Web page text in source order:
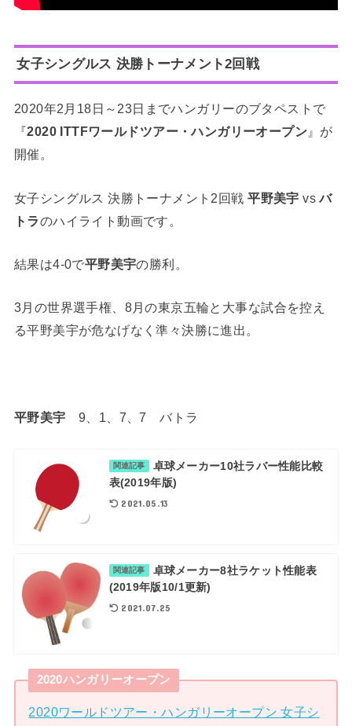
女子シングルス 決勝トーナメント2回戦
2020年2月18日～23日までハンガリーのブタペストで
『2020 ITTFワールドツアー・ハンガリーオープン 』が
開催。
女子シングルス 決勝トーナメント2回戦平野美宇vs バ
トラのハイライト動画です。
結果は4-0で平野美宇の勝利。
3月の世界選手権、8月の東京五輪と大事な試合を控え
る平野美宇が危なげなく準々決勝に進出。
平野美宇 9、1、7、7 バトラ
関連記事
卓球メーカー10社ラバー性能比較
表(2019年版)
2021.05.13
関連記事
卓球メーカー8社ラケット性能表
(2019年版10/1更新)
2021.07.25
2020ハンガリーオープン
2020ワールドツアー・ハンガリーオープン 女子シ